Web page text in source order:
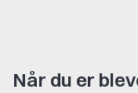
Når du er